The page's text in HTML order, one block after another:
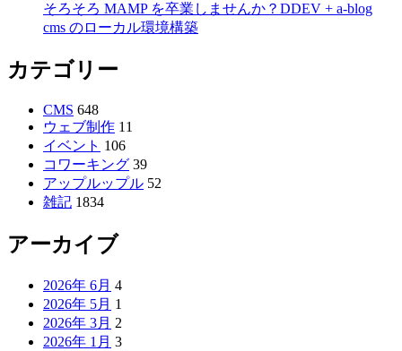
そろそろ MAMP を卒業しませんか？DDEV + a-blog
cms のローカル環境構築
カテゴリー
CMS 648
ウェブ制作 11
イベント 106
コワーキング 39
アップルップル 52
雑記 1834
アーカイブ
2026年 6月 4
2026年 5月 1
2026年 3月 2
2026年 1月 3